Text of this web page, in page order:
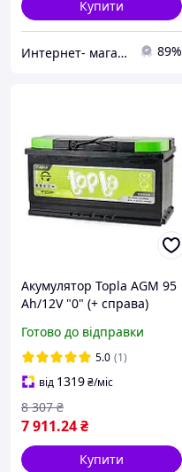
Купити
Интернет- магазин "AKB-OK" 89%
Акумулятор Topla AGM 95
Ah/12V "0" (+ справа)
Готово до відправки
5.0 (1)
від 1319₴/міс
7 911.24₴
8 307 ₴
Купити